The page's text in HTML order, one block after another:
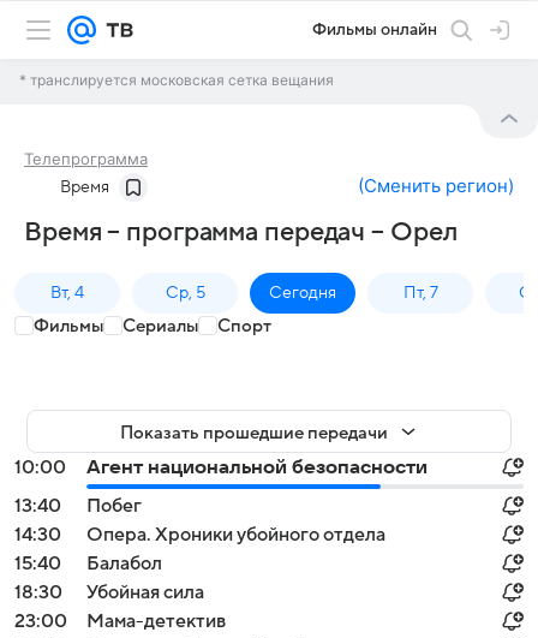
Фильмы онлайн
* транслируется московская сетка вещания
Телепрограмма
Время (Сменить регион)
Время – программа передач – Орел
Вт, 4 Ср, 5 Сегодня Пт, 7
Фильмы Сериалы Спорт
Показать прошедшие передачи
10:00
Агент национальной безопасности
13:40
Побег
14:30
Опера. Хроники убойного отдела
15:40
Балабол
18:30
Убойная сила
23:00
Мама-детектив